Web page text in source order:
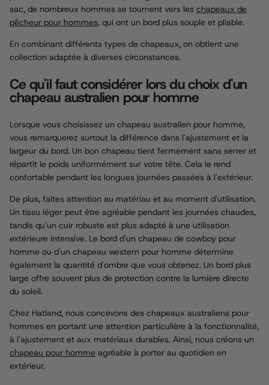
sac, de nombreux hommes se tournent vers les chapeaux de
pêcheur pour hommes, qui ont un bord plus souple et pliable.
En combinant différents types de chapeaux, on obtient une
collection adaptée à diverses circonstances.
Ce qu'il faut considérer lors du choix d'un
chapeau australien pour homme
Lorsque vous choisissez un chapeau australien pour homme,
vous remarquerez surtout la différence dans l'ajustement et la
largeur du bord. Un bon chapeau tient fermement sans serrer et
répartit le poids uniformément sur votre tête. Cela le rend
confortable pendant les longues journées passées à l'extérieur.
De plus, faites attention au matériau et au moment d'utilisation.
Un tissu léger peut être agréable pendant les journées chaudes,
tandis qu'un cuir robuste est plus adapté à une utilisation
extérieure intensive. Le bord d'un chapeau de cowboy pour
homme ou d'un chapeau western pour homme détermine
également la quantité d'ombre que vous obtenez. Un bord plus
large offre souvent plus de protection contre la lumière directe
du soleil.
Chez Hatland, nous concevons des chapeaux australiens pour
hommes en portant une attention particulière à la fonctionnalité,
à l'ajustement et aux matériaux durables. Ainsi, nous créons un
chapeau pour homme agréable à porter au quotidien en
extérieur.